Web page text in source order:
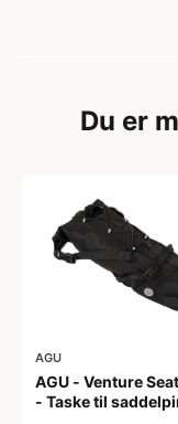
Du er
AGU
AGU - Venture
- Taske til